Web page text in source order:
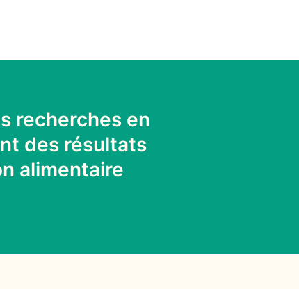
recherches en
des résultats
alimentaire